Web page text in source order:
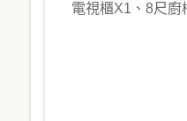
電視櫃X1、8尺廚